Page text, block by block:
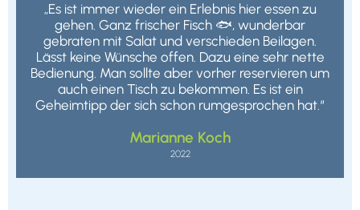
„Es ist immer wieder ein Erlebnis hier essen zu
gehen. Ganz frischer Fisch 🐟, wunderbar
gebraten mit Salat und verschieden Beilagen.
Lässt keine Wünsche offen. Dazu eine sehr nette
Bedienung. Man sollte aber vorher reservieren um
auch einen Tisch zu bekommen. Es ist ein
Geheimtipp der sich schon rumgesprochen hat.“
Marianne Koch
2022